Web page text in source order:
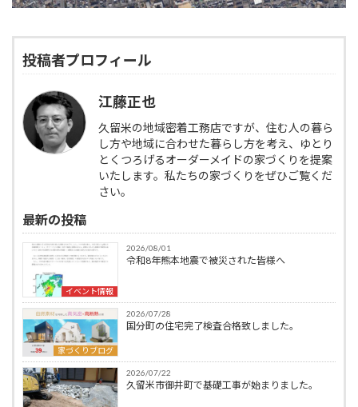
投稿者プロフィール
江藤正也
久留米の地域密着工務店ですが、住む人の暮ら
し方や地域に合わせた暮らし方を考え、ゆとり
とくつろげるオーダーメイドの家づくりを提案
いたします。私たちの家づくりをぜひご覧くだ
さい。
最新の投稿
イベント情報
2026/08/01
令和8年熊本地震で被災された皆様へ
家づくりブログ
2026/07/28
国分町の住宅完了検査合格致しました。
2026/07/22
久留米市御井町で基礎工事が始まりました。